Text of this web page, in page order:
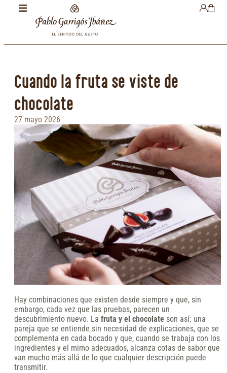
Cuando la fruta se viste de
chocolate
27 mayo 2026
Hay combinaciones que existen desde siempre y que, sin
embargo, cada vez que las pruebas, parecen un
descubrimiento nuevo. La fruta y el chocolate son así: una
pareja que se entiende sin necesidad de explicaciones, que se
complementa en cada bocado y que, cuando se trabaja con los
ingredientes y el mimo adecuados, alcanza cotas de sabor que
van mucho más allá de lo que cualquier descripción puede
transmitir.